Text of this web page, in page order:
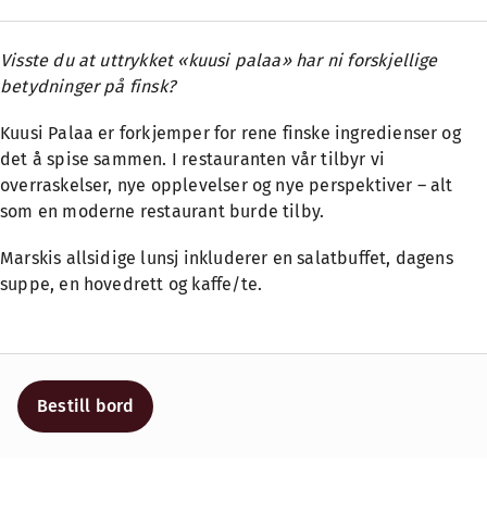
Visste du at uttrykket «kuusi palaa» har ni forskjellige
betydninger på finsk?
Kuusi Palaa er forkjemper for rene finske ingredienser og
det å spise sammen. I restauranten vår tilbyr vi
overraskelser, nye opplevelser og nye perspektiver – alt
som en moderne restaurant burde tilby.
Marskis allsidige lunsj inkluderer en salatbuffet, dagens
suppe, en hovedrett og kaffe/te.
Bestill bord